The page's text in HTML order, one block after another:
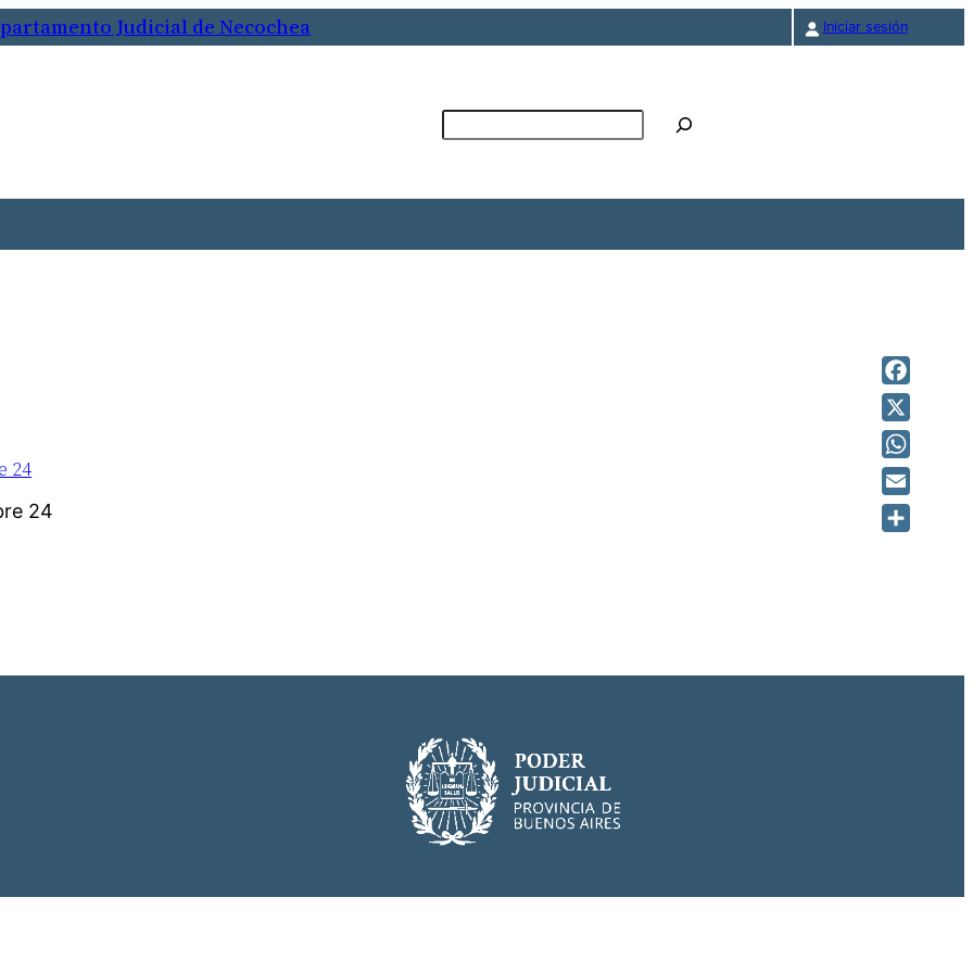
Judicial de Necochea Iniciar sesión
24
24
Facebook
X
Email